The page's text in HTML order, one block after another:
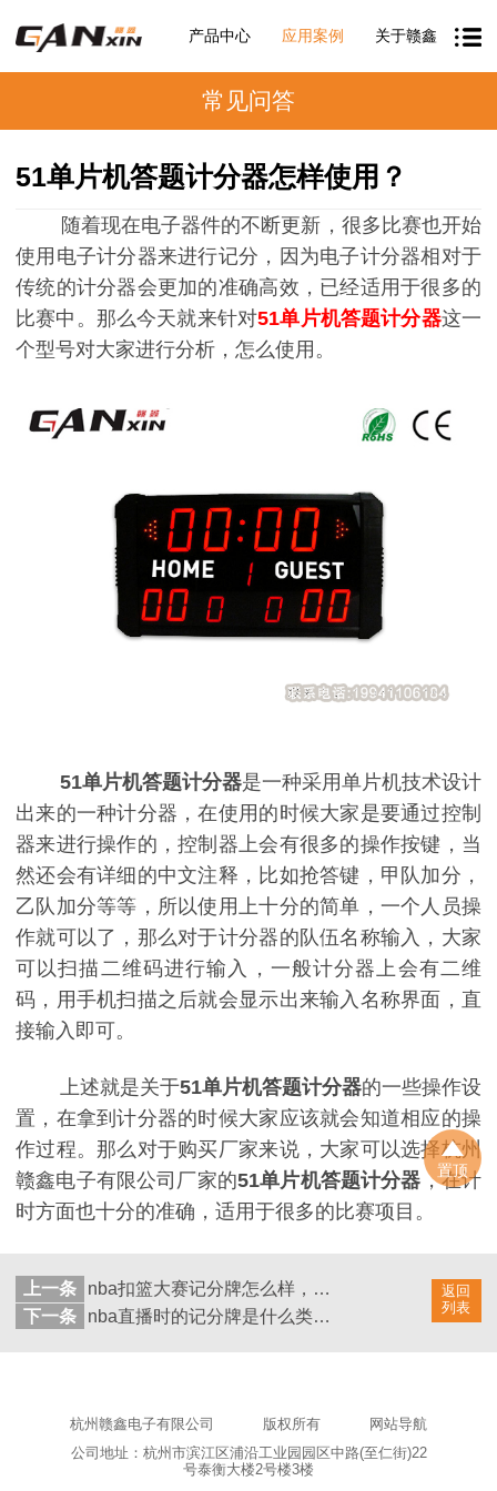
产品中心 应用案例 关于赣鑫
常见问答
51单片机答题计分器怎样使用？
随着现在电子器件的不断更新，很多比赛也开始
使用电子计分器来进行记分，因为电子计分器相对于
传统的计分器会更加的准确高效，已经适用于很多的
比赛中。那么今天就来针对51单片机答题计分器这一
个型号对大家进行分析，怎么使用。
51单片机答题计分器是一种采用单片机技术设计
出来的一种计分器，在使用的时候大家是要通过控制
器来进行操作的，控制器上会有很多的操作按键，当
然还会有详细的中文注释，比如抢答键，甲队加分，
乙队加分等等，所以使用上十分的简单，一个人员操
作就可以了，那么对于计分器的队伍名称输入，大家
可以扫描二维码进行输入，一般计分器上会有二维
码，用手机扫描之后就会显示出来输入名称界面，直
接输入即可。
上述就是关于51单片机答题计分器的一些操作设
置，在拿到计分器的时候大家应该就会知道相应的操
作过程。那么对于购买厂家来说，大家可以选择杭州
赣鑫电子有限公司厂家的51单片机答题计分器 ，在计
时方面也十分的准确，适用于很多的比赛项目。
返回
列表
上一条
nba扣篮大赛记分牌怎么样，质量可靠吗?
下一条
nba直播时的记分牌是什么类型的？
置顶
杭州赣鑫电子有限公司 版权所有
网站导航
公司地址：杭州市滨江区浦沿工业园园区中路(至仁街)22
号泰衡大楼2号楼3楼